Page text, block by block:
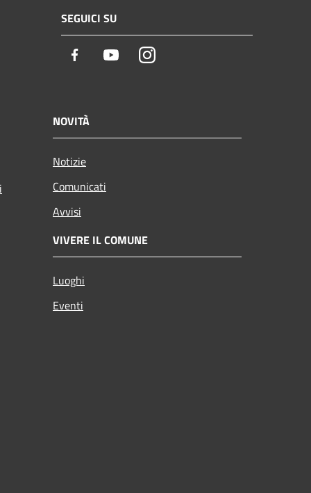
SEGUICI SU
Facebook YoutubeInstagram
NOVITÀ
Notizie
Comunicati
Avvisi
VIVERE IL COMUNE
Luoghi
Eventi